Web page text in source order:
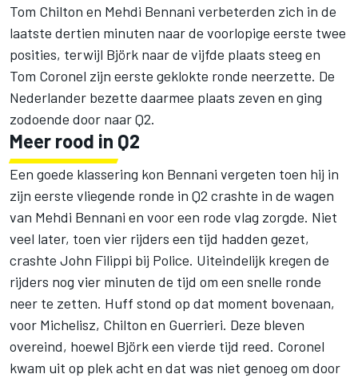
Tom Chilton en Mehdi Bennani verbeterden zich in de
laatste dertien minuten naar de voorlopige eerste twee
posities, terwijl Björk naar de vijfde plaats steeg en
Tom Coronel zijn eerste geklokte ronde neerzette. De
Nederlander bezette daarmee plaats zeven en ging
zodoende door naar Q2.
Meer rood in Q2
Een goede klassering kon Bennani vergeten toen hij in
zijn eerste vliegende ronde in Q2 crashte in de wagen
van Mehdi Bennani en voor een rode vlag zorgde. Niet
veel later, toen vier rijders een tijd hadden gezet,
crashte John Filippi bij Police. Uiteindelijk kregen de
rijders nog vier minuten de tijd om een snelle ronde
neer te zetten. Huff stond op dat moment bovenaan,
voor Michelisz, Chilton en Guerrieri. Deze bleven
overeind, hoewel Björk een vierde tijd reed. Coronel
kwam uit op plek acht en dat was niet genoeg om door